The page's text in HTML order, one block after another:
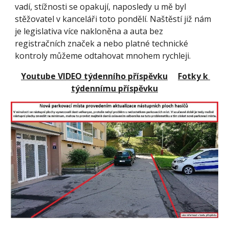
vadí, stížnosti se opakují, naposledy u mě byl
stěžovatel v kanceláři toto pondělí. Naštěstí již nám
je legislativa více nakloněna a auta bez
registračních značek a nebo platné technické
kontroly můžeme odtahovat mnohem rychleji.
Youtube VIDEO týdenního příspěvku
Fotky k
týdennímu příspěvku